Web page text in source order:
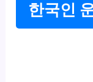
한국인